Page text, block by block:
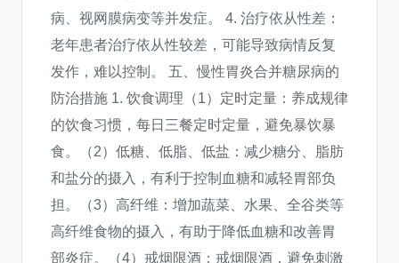
病、视网膜病变等并发症。 4. 治疗依从性差：
老年患者治疗依从性较差，可能导致病情反复
发作，难以控制。 五、慢性胃炎合并糖尿病的
防治措施 1. 饮食调理（1）定时定量：养成规律
的饮食习惯，每日三餐定时定量，避免暴饮暴
食。（2）低糖、低脂、低盐：减少糖分、脂肪
和盐分的摄入，有利于控制血糖和减轻胃部负
担。（3）高纤维：增加蔬菜、水果、全谷类等
高纤维食物的摄入，有助于降低血糖和改善胃
部炎症。（4）戒烟限酒：戒烟限酒，避免刺激